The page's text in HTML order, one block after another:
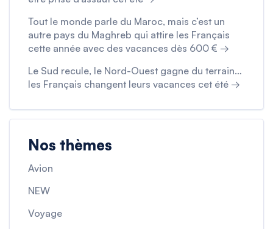
Tout le monde parle du Maroc, mais c’est un
autre pays du Maghreb qui attire les Français
cette année avec des vacances dès 600 € →
Le Sud recule, le Nord-Ouest gagne du terrain…
les Français changent leurs vacances cet été →
Nos thèmes
Avion
NEW
Voyage